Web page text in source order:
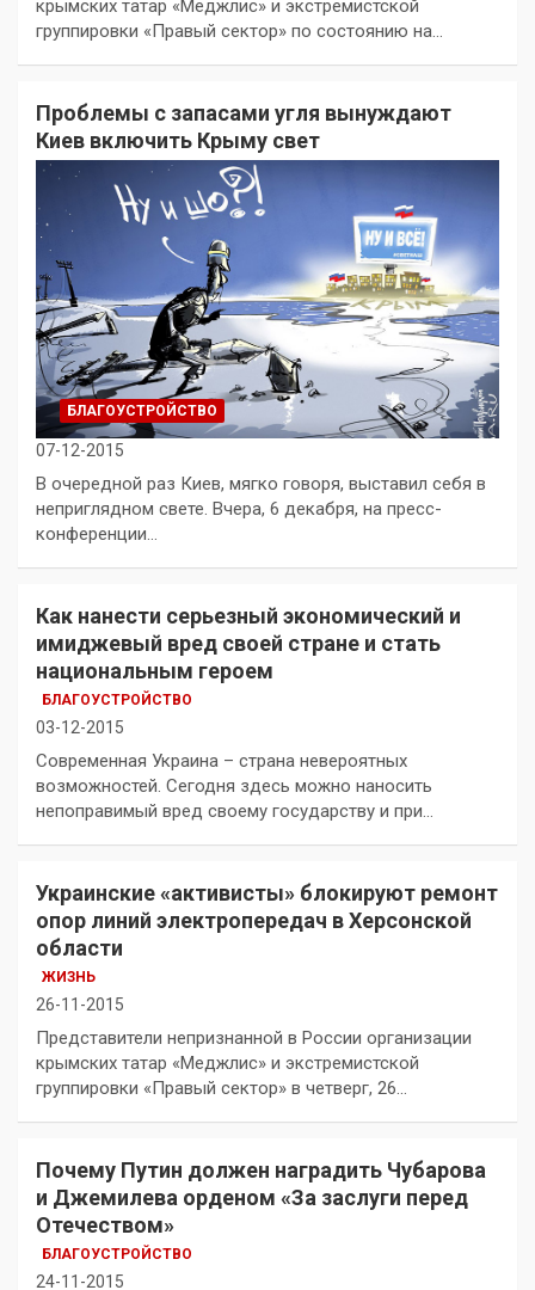
крымских татар «Меджлис» и экстремистской
группировки «Правый сектор» по состоянию на…
Проблемы с запасами угля вынуждают
Киев включить Крыму свет
БЛАГОУСТРОЙСТВО
07-12-2015
В очередной раз Киев, мягко говоря, выставил себя в
неприглядном свете. Вчера, 6 декабря, на пресс-
конференции…
Как нанести серьезный экономический и
имиджевый вред своей стране и стать
национальным героем
БЛАГОУСТРОЙСТВО
03-12-2015
Современная Украина – страна невероятных
возможностей. Сегодня здесь можно наносить
непоправимый вред своему государству и при…
Украинские «активисты» блокируют ремонт
опор линий электропередач в Херсонской
области
ЖИЗНЬ
26-11-2015
Представители непризнанной в России организации
крымских татар «Меджлис» и экстремистской
группировки «Правый сектор» в четверг, 26…
Почему Путин должен наградить Чубарова
и Джемилева орденом «За заслуги перед
Отечеством»
БЛАГОУСТРОЙСТВО
24-11-2015